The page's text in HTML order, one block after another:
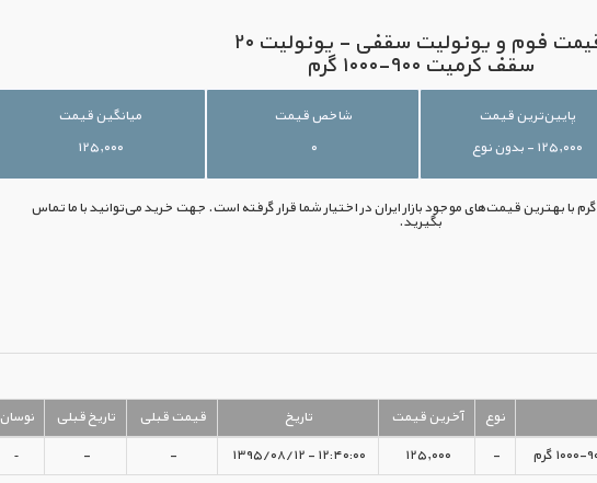
قیمت فوم و یونولیت سقفی - یونولیت ۲۰
سقف کرمیت ۹۰۰-۱۰۰۰ گرم
پایین‌ترین قیمت
۱۲۵,۰۰۰ - بدون نوع
شاخص قیمت
۰
میانگین قیمت
۱۲۵,۰۰۰
انواع یونولیت ۲۰ سقف کرمیت ۹۰۰۱۰۰۰ گرم با بهترین قیمت‌های موجود بازار ایران در اختیار شما قرار گرفته است. جهت خرید می‌توانید با ما تماس
بگیرید.
نوع آخرین قیمت تاریخ قیمت قبلی تاریخ قبلی نوسان
- ۱۲۵,۰۰۰ ۱۲:۴۰:۰۰ - ۱۳۹۵/۰۸/۱۲ -
-
-